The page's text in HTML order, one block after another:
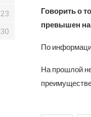
Говорить о
превышен на
По
На прошлой
23
30